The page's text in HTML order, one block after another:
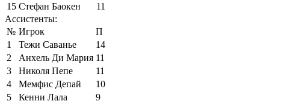
15 Стефан Баокен
11
Ассистенты:
№ Игрок
П
1
Тежи Саванье
14
2
Анхель Ди Мария 11
3
Николя Пепе
11
4
Мемфис Депай
10
5
Кенни Лала
9